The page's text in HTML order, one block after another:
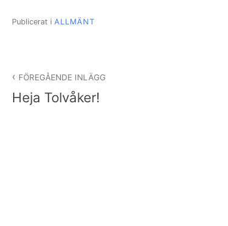
Publicerat i ALLMÄNT
FÖREGÅENDE INLÄGG
Heja Tolvåker!